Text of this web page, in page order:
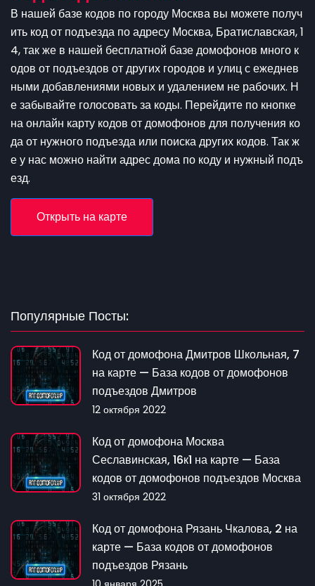
В нашей базе кодов по городу Москва вы можете получ
ить код от подъезда по адресу Москва, Братиславская, 1
4, так же в нашей бесплатной базе домофонов много к
одов от подъездов от других городов и улиц с ежеднев
ными добавлениями новых и удалением не рабочих. Н
е забывайте голосовать за коды. Перейдите по кнопке
на онлайн карту кодов от домофонов для получения ко
да от нужного подъезда или поиска других кодов. Так ж
е у нас можно найти адрес дома по коду и нужный подъ
езд.
Открыть на карте
Популярные Посты:
Код от домофона Дмитров Школьная, 7
на карте — База кодов от домофонов
подъездов Дмитров
12 октября 2022
Код от домофона Москва
Сеславинская, 16к1 на карте — База
кодов от домофонов подъездов Москва
31 октября 2022
Код от домофона Рязань Чкалова, 2 на
карте — База кодов от домофонов
подъездов Рязань